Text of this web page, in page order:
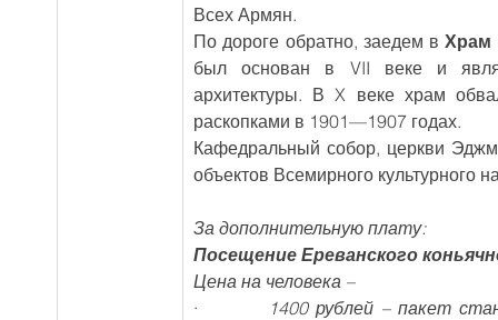
Всех Армян.
По дороге обратно, заедем в Храм
был основан в VII веке и
архитектуры. В X веке храм
раскопками в 1901—1907 годах.
Кафедральный собор, церкви
объектов Всемирного культурного
За дополнительную плату:
Посещение Ереванского
Цена на человека –
·
1400 рублей – пакет